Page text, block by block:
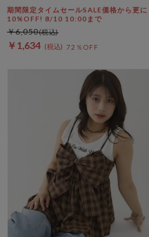
期間限定タイムセールSALE価格から更に
10%OFF! 8/10 10:00まで
￥1,634 72％OFF
￥6,050